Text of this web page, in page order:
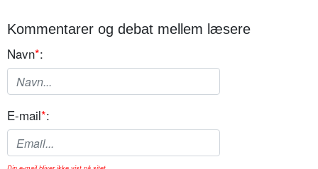
Kommentarer og debat mellem læsere
Navn*:
E-mail*: